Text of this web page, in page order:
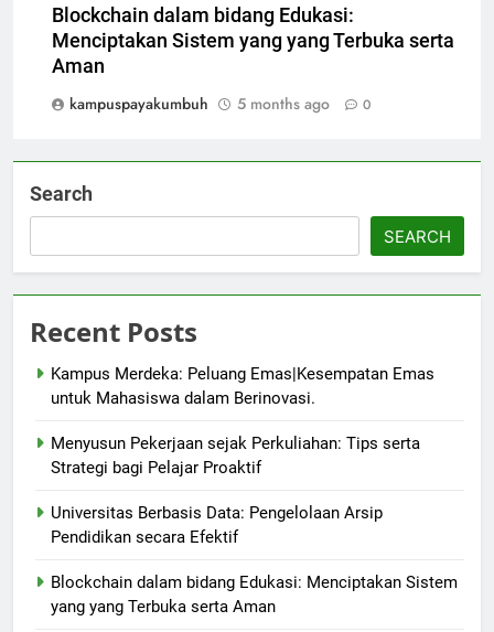
Blockchain dalam bidang Edukasi:
Menciptakan Sistem yang yang Terbuka serta
Aman
kampuspayakumbuh
5 months ago 0
Search
SEARCH
Recent Posts
Kampus Merdeka: Peluang Emas|Kesempatan Emas
untuk Mahasiswa dalam Berinovasi.
Menyusun Pekerjaan sejak Perkuliahan: Tips serta
Strategi bagi Pelajar Proaktif
Universitas Berbasis Data: Pengelolaan Arsip
Pendidikan secara Efektif
Blockchain dalam bidang Edukasi: Menciptakan Sistem
yang yang Terbuka serta Aman